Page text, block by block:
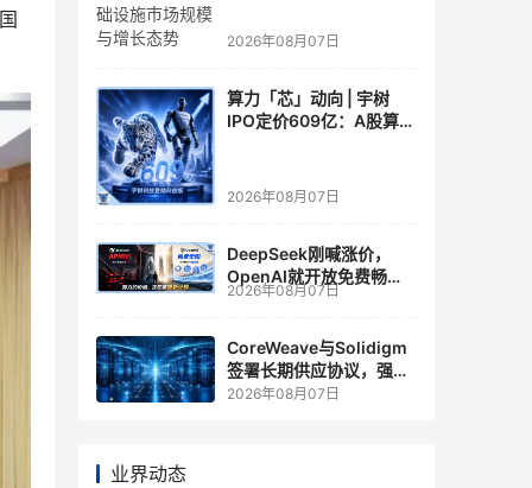
2026年08月07日
算力「芯」动向 | 宇树
IPO定价609亿：A股算力
2026年08月07日
DeepSeek刚喊涨价，
OpenAI就开放免费畅
聊？大模型定价的平行宇
2026年08月07日
CoreWeave与Solidigm
签署长期供应协议，强化
一体化人工智能云平台
2026年08月07日
业界动态